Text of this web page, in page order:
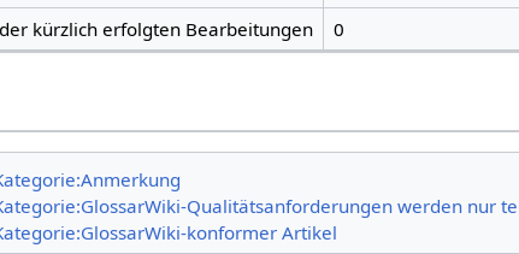
kürzlich erfolgten Bearbeitungen
0
Qualitätsanforderungen werden nur
konformer Artikel